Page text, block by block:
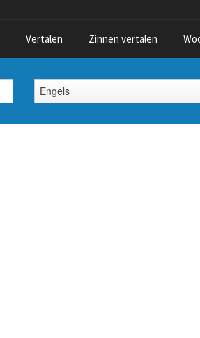
Vertalen Zinnen vertalen
Engels